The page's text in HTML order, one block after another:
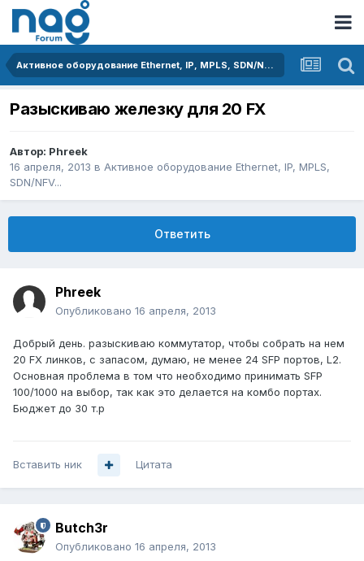
Активное оборудование Ethernet, IP, MPLS, SDN/NFV...
Разыскиваю железку для 20 FX
Автор: Phreek
16 апреля, 2013 в Активное оборудование Ethernet, IP, MPLS,
SDN/NFV...
Ответить
Phreek
Опубликовано 16 апреля, 2013
Добрый день. разыскиваю коммутатор, чтобы собрать на нем
20 FX линков, с запасом, думаю, не менее 24 SFP портов, L2.
Основная проблема в том что необходимо принимать SFP
100/1000 на выбор, так как это делается на комбо портах.
Бюджет до 30 т.р
Вставить ник Цитата
Butch3r
Опубликовано 16 апреля, 2013